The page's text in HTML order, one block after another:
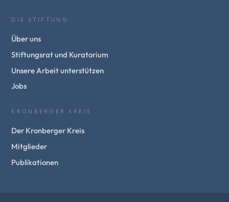
DIE STIFTUNG
Über uns
Stiftungsrat und Kuratorium
Unsere Arbeit unterstützen
Jobs
KRONBERGER KREIS
Der Kronberger Kreis
Mitglieder
Publikationen